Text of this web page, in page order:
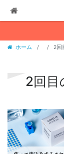
ホーム 2回
2回目